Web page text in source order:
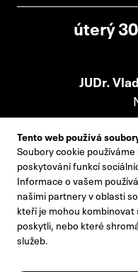
úterý
JUDr.
Jan
Tento web používá
Soubory cookie
poskytování funkcí
Informace o vašem
našimi partnery v oblasti
kteří je mohou
poskytli, nebo které
služeb.